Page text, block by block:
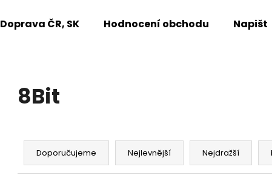
Doprava ČR, SK Hodnocení obchodu
8Bit
Ř
z
Doporučujeme Nejlevnější Nejdražší
Doporučujeme